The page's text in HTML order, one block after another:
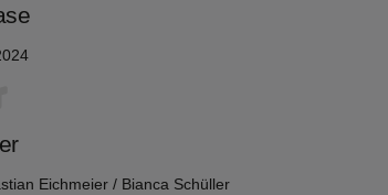
Eichmeier / Bianca Schüller